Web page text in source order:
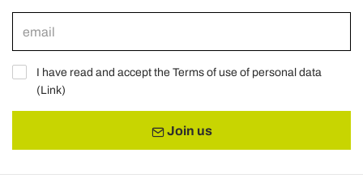
I have read and accept the Terms of use of personal data
(Link)
Join us